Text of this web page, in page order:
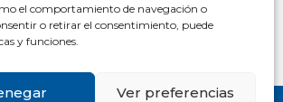
el comportamiento de navegación o
o retirar el consentimiento, puede
y funciones.
Ver preferencias